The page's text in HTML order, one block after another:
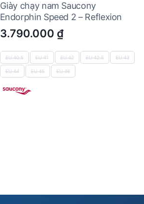
Giày chạy nam Saucony
Endorphin Speed 2 – Reflexion
3.790.000 ₫
EU 40.5 EU 41 EU 42 EU 42.5 EU 43
EU 44 EU 45 EU 46